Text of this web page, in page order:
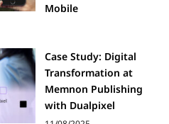
Mobile
Case Study: Digital
Transformation at
Memnon Publishing
with Dualpixel